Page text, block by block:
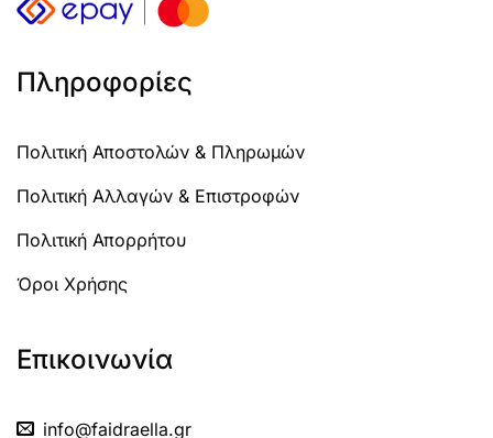
Πληροφορίες
Πολιτική Αποστολών & Πληρωμών
Πολιτική Αλλαγών & Επιστροφών
Πολιτική Απορρήτου
Όροι Χρήσης
Επικοινωνία
info@faidraella.gr